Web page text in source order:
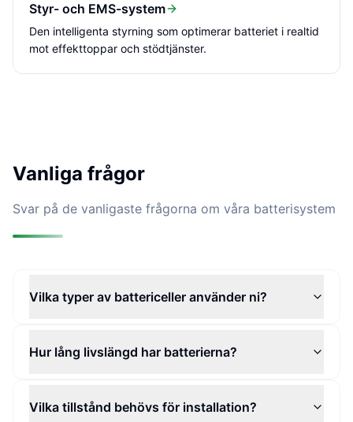
Styr- och EMS-system
Den intelligenta styrning som optimerar batteriet i realtid
mot effekttoppar och stödtjänster.
Vanliga frågor
Svar på de vanligaste frågorna om våra batterisystem
Vilka typer av battericeller använder ni?
Hur lång livslängd har batterierna?
Vilka tillstånd behövs för installation?